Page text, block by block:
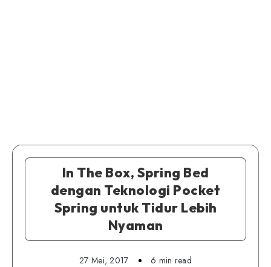
In The Box, Spring Bed
dengan Teknologi Pocket
Spring untuk Tidur Lebih
Nyaman
27 Mei, 2017
6 min read